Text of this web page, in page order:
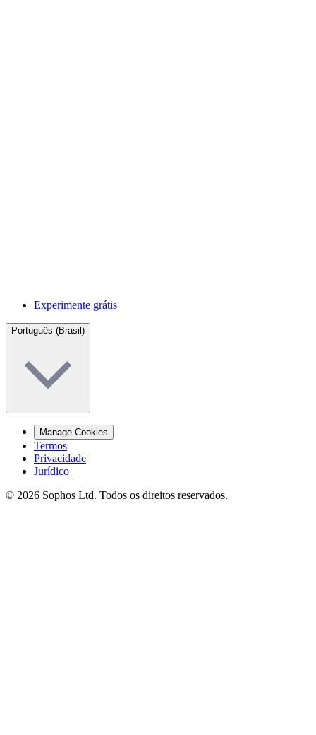
Experimente grátis
Português (Brasil)
Manage Cookies
Termos
Privacidade
Jurídico
© 2026 Sophos Ltd. Todos os direitos reservados.